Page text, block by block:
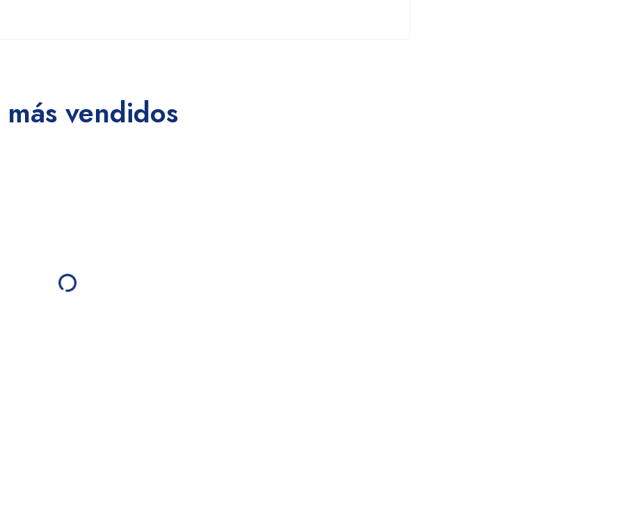
más vendidos